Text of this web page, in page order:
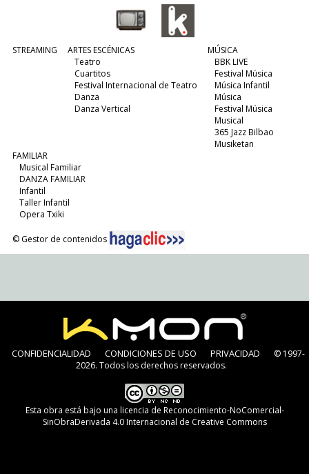
STREAMING
ARTES ESCÉNICAS
Teatro
Cuartitos
Festival Internacional de Teatro
Danza
Danza Vertical
MÚSICA
BBK LIVE
Festival Música
Música Infantil
Música
Festival Música
Musical
365 Jazz Bilbao
Musiketan
FAMILIAR
Musical Familiar
DANZA FAMILIAR
Infantil
Taller Infantil
Opera Txiki
© Gestor de contenidos
CONFIDENCIALIDAD CONDICIONES DE USO PRIVACIDAD
© 1997-
2026. Todos los derechos reservados.
Esta obra está bajo una licencia de Reconocimiento-NoComercial-
SinObraDerivada 4.0 Internacional de Creative Commons